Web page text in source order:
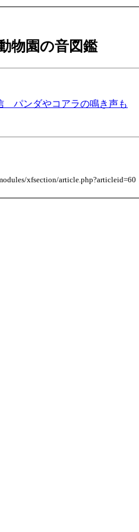
物園の音図鑑
パンダやコアラの鳴き声も
xfsection/article.php?articleid=60